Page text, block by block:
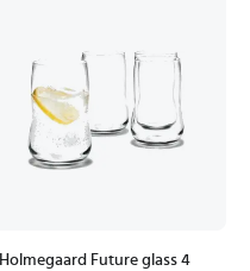
Holmegaard Future glass 4